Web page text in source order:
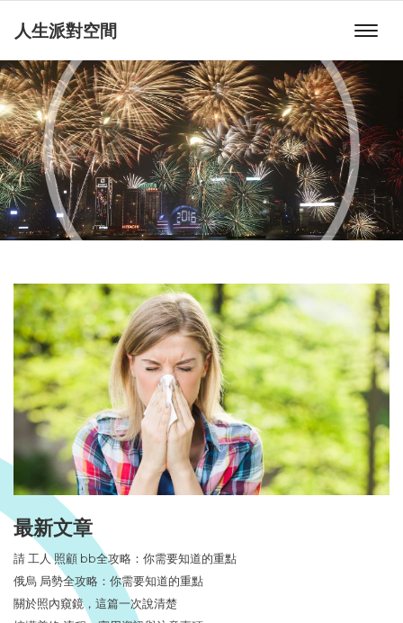
人生派對空間
最新文章
請 工人 照顧 bb全攻略：你需要知道的重點
俄烏 局勢全攻略：你需要知道的重點
關於照內窺鏡，這篇一次說清楚